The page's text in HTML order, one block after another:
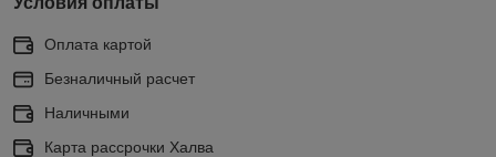
Оплата картой
Безналичный расчет
Наличными
Карта рассрочки Халва